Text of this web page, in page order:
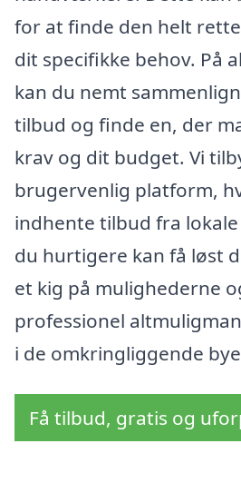
for at finde den helt
dit specifikke behov. På
kan du nemt
tilbud og finde en, der
krav og dit budget. Vi
brugervenlig platform,
indhente tilbud fra
du hurtigere kan få løst
et kig på mulighederne
professionel
i de omkringliggende
Få tilbud, gratis og